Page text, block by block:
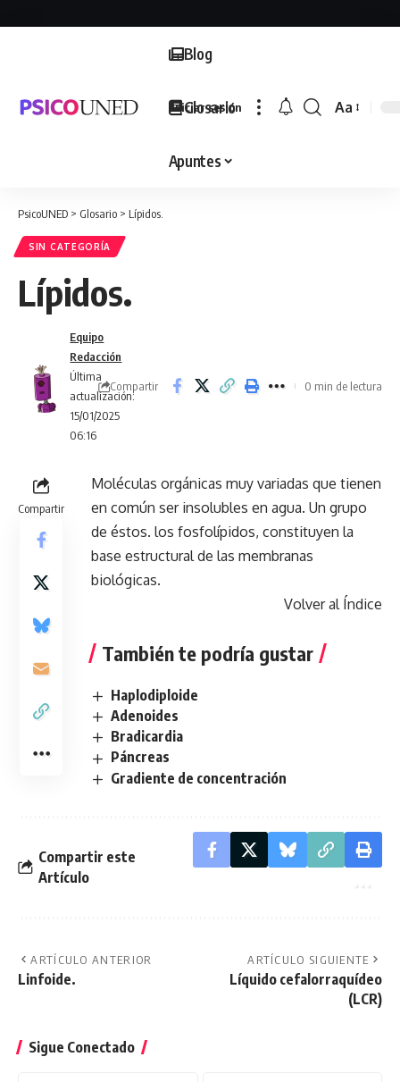
Blog
Glosario
Apuntes
Iniciar sesión
Font
Aa
PsicoUNED > Glosario > Lípidos.
SIN CATEGORÍA
Lípidos.
Última
actualización:
15/01/2025
06:16
Equipo
Redacción
Compartir 0 min de lectura
Compartir
Moléculas orgánicas muy variadas que tienen
en común ser insolubles en agua. Un grupo
de éstos. los fosfolípidos, constituyen la
base estructural de las membranas
biológicas.
Volver al Índice
También te podría gustar
Haplodiploide
Adenoides
Bradicardia
Páncreas
Gradiente de concentración
Compartir este
Artículo
ARTÍCULO ANTERIOR
Linfoide.
ARTÍCULO SIGUIENTE
Líquido cefalorraquídeo
(LCR)
Sigue Conectado